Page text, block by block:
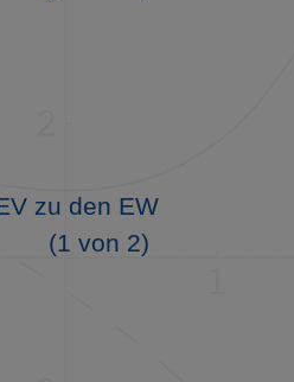
zu den EW
(1 von 2)